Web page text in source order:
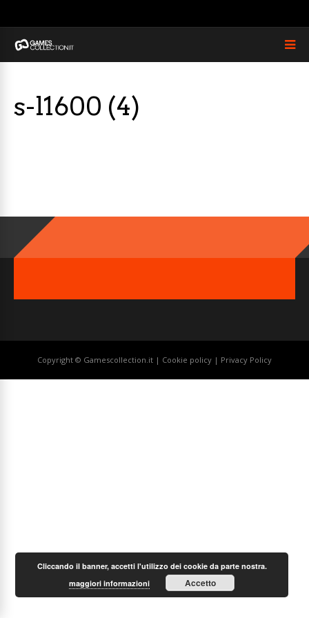
s-l1600 (4)
Copyright © Gamescollection.it | Cookie policy | Privacy Policy
Cliccando il banner, accetti l'utilizzo dei cookie da parte nostra.
maggiori informazioni
Accetto